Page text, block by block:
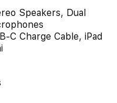
Speakers, Dual
C Charge Cable, iPad